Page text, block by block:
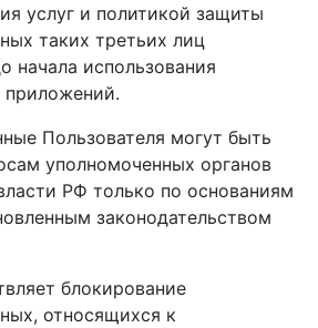
услуг и политикой защиты
таких третьих лиц
начала использования
Пользователя могут быть
уполномоченных органов
РФ только по основаниям
законодательством
блокирование
относящихся к